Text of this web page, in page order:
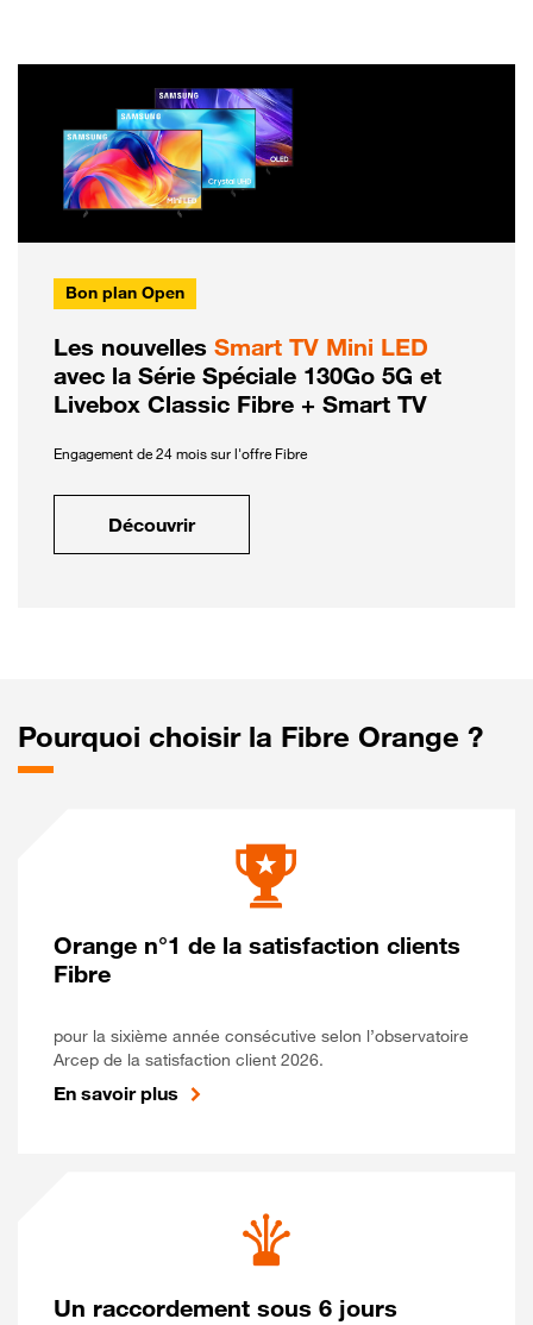
Bon plan Open
Les nouvelles Smart TV Mini LED
avec la Série Spéciale 130Go 5G et
Livebox Classic Fibre + Smart TV
Engagement de 24 mois sur l'offre Fibre
Découvrir
Pourquoi choisir la Fibre Orange ?
Orange n°1 de la satisfaction clients
Fibre
pour la sixième année consécutive selon l’observatoire
Arcep de la satisfaction client 2026.
En savoir plus
Un raccordement sous 6 jours